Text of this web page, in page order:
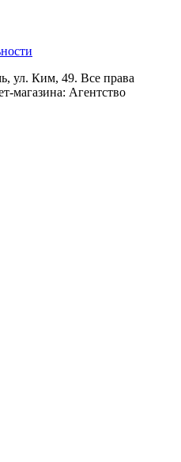
ул. Ким, 49. Все права
магазина: Агентство